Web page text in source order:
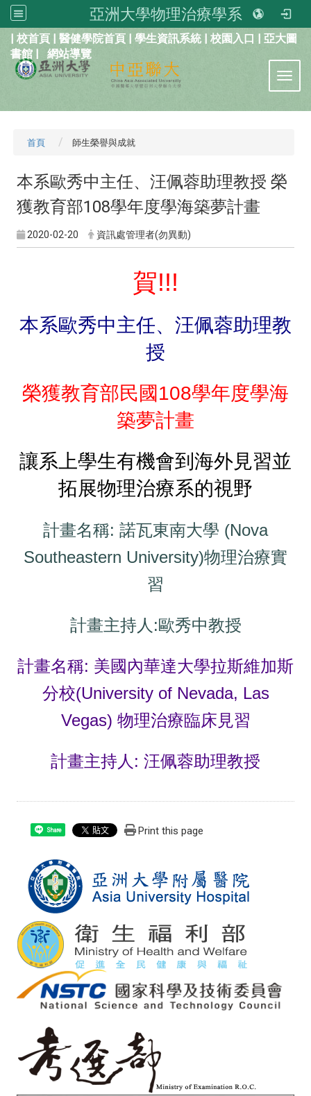
亞洲大學物理治療學系
| 校首頁 | 醫健學院首頁 | 學生資訊系統 | 校園入口 | 亞大圖
書館 | 網站導覽
首頁 師生榮譽與成就
本系歐秀中主任、汪佩蓉助理教授 榮
獲教育部108學年度學海築夢計畫
2020-02-20 資訊處管理者(勿異動)
賀!!!
本系歐秀中主任、汪佩蓉助理教
授
榮獲教育部民國108學年度學海
築夢計畫
讓系上學生有機會到海外見習並
拓展物理治療系的視野
計畫名稱: 諾瓦東南大學 (Nova
Southeastern University)物理治療實
習
計畫主持人:歐秀中教授
計畫名稱: 美國內華達大學拉斯維加斯
分校(University of Nevada, Las
Vegas) 物理治療臨床見習
計畫主持人: 汪佩蓉助理教授
Share Print this page